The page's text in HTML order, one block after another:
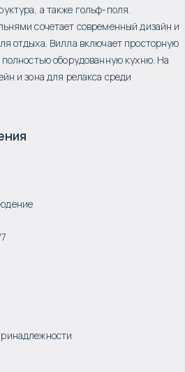
а также гольф-поля.
сочетает современный дизайн и
отдыха. Вилла включает просторную
оборудованную кухню. На
и зона для релакса среди